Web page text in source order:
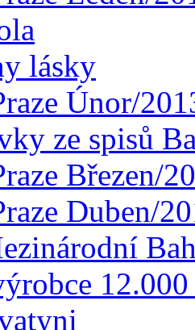
lásky
Únor/
ze spisů
Březen/
Duben/